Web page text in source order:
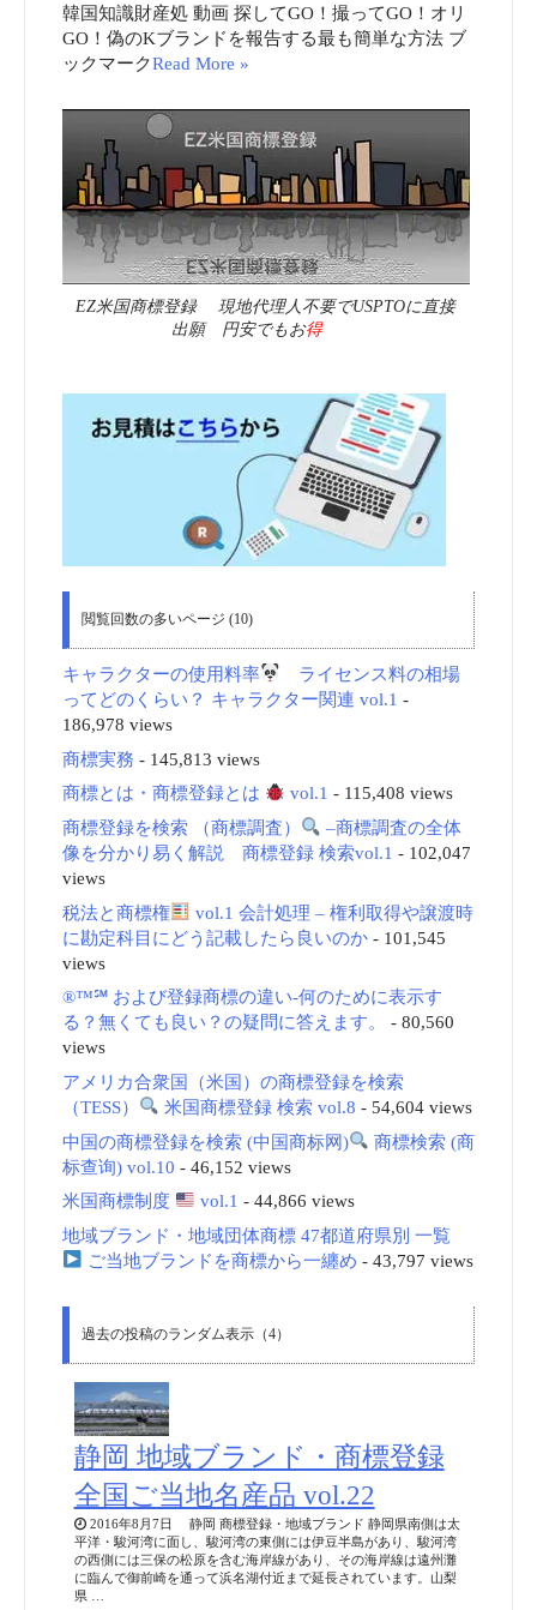
韓国知識財産処 動画 探してGO！撮ってGO！オリ
GO！偽のKブランドを報告する最も簡単な方法 ブ
ックマークRead More »
EZ米国商標登録 現地代理人不要でUSPTOに直接
出願 円安でもお得
閲覧回数の多いページ (10)
キャラクターの使用料率
ライセンス料の相場
ってどのくらい？ キャラクター関連 vol.1 -
186,978 views
商標実務 - 145,813 views
商標とは・商標登録とは
vol.1 - 115,408 views
商標登録を検索 （商標調査）
–商標調査の全体
像を分かり易く解説 商標登録 検索vol.1 - 102,047
views
税法と商標権
vol.1 会計処理 – 権利取得や譲渡時
に勘定科目にどう記載したら良いのか- 101,545
views
®™℠ および登録商標の違い-何のために表示す
る？無くても良い？の疑問に答えます。
- 80,560
views
アメリカ合衆国（米国）の商標登録を検索
（TESS）
米国商標登録 検索 vol.8 - 54,604 views
中国の商標登録を検索 (中国商标网)
商標検索 (商
标查询) vol.10 - 46,152 views
米国商標制度
vol.1 - 44,866 views
地域ブランド・地域団体商標 47都道府県別 一覧
ご当地ブランドを商標から一纏め - 43,797 views
過去の投稿のランダム表示（4）
静岡 地域ブランド・商標登録
全国ご当地名産品 vol.22
2016年8月7日 静岡 商標登録・地域ブランド 静岡県南側は太
平洋・駿河湾に面し、駿河湾の東側には伊豆半島があり、駿河湾
の西側には三保の松原を含む海岸線があり、その海岸線は遠州灘
に臨んで御前崎を通って浜名湖付近まで延長されています。山梨
県 …